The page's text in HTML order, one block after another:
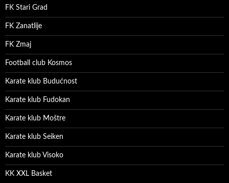
FK Stari Grad
FK Zanatlije
FK Zmaj
Football club Kosmos
Karate klub Budućnost
Karate klub Fudokan
Karate klub Moštre
Karate klub Seiken
Karate klub Visoko
KK XXL Basket